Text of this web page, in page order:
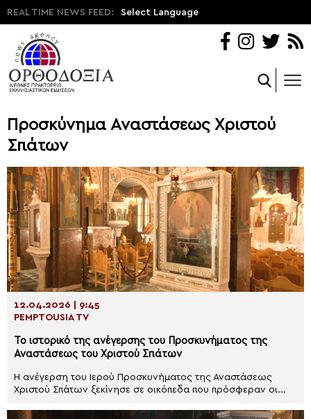
REAL TIME NEWS FEED: Select Language
Προσκύνημα Αναστάσεως Χριστού
Σπάτων
12.04.2026 | 9:45
PEMPTOUSIA TV
Το ιστορικό της ανέγερσης του Προσκυνήματος της
Αναστάσεως του Χριστού Σπάτων
Η ανέγερση του Ιερού Προσκυνήματος της Αναστάσεως
Χριστού Σπάτων ξεκίνησε σε οικόπεδα που πρόσφεραν οι...